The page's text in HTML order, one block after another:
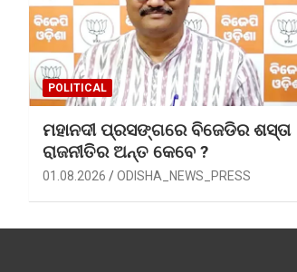
POLITICAL
ମହାନଦୀ ପ୍ରସଙ୍ଗରେ ବିଜେଡିର ଶସ୍ତା
ରାଜନୀତିର ଅନ୍ତ କେବେ ?
01.08.2026 ODISHA_NEWS_PRESS